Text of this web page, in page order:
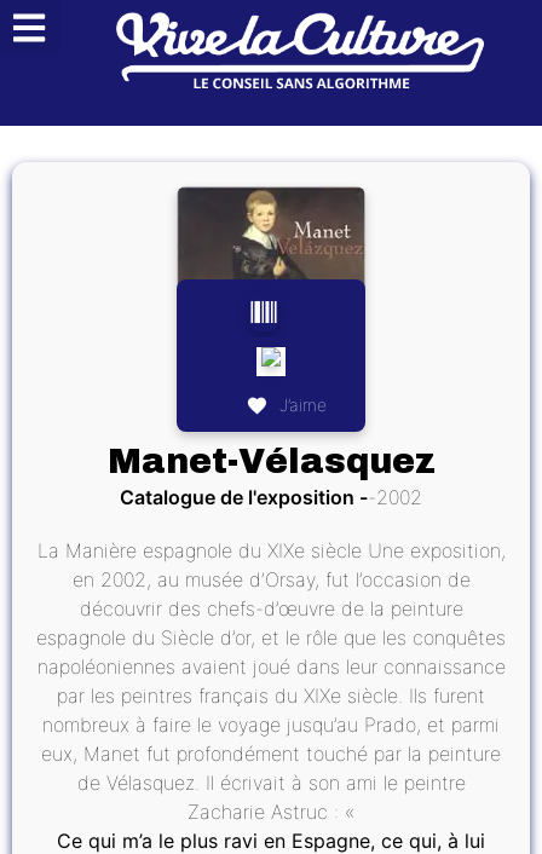
J’aime
Manet-Vélasquez
Catalogue de l'exposition 2002
La Manière espagnole du XIXe siècle Une exposition,
en 2002, au musée d’Orsay, fut l’occasion de
découvrir des chefs-d’œuvre de la peinture
espagnole du Siècle d’or, et le rôle que les conquêtes
napoléoniennes avaient joué dans leur connaissance
par les peintres français du XIXe siècle. Ils furent
nombreux à faire le voyage jusqu’au Prado, et parmi
eux, Manet fut profondément touché par la peinture
de Vélasquez. Il écrivait à son ami le peintre
Zacharie Astruc : «
Ce qui m’a le plus ravi en Espagne, ce qui, à lui